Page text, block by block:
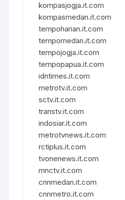
kompasjogja.it.com
kompasmedan.it.com
tempoharian.it.com
tempomedan.it.com
tempojogja.it.com
tempopapua.it.com
idntimes.it.com
metrotv.it.com
sctv.it.com
transtv.it.com
indosiar.it.com
metrotvnews.it.com
rctiplus.it.com
tvonenews.it.com
mnctv.it.com
cnnmedan.it.com
cnnmetro.it.com